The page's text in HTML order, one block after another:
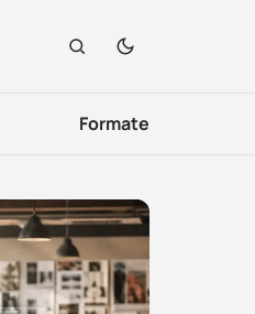
Formate